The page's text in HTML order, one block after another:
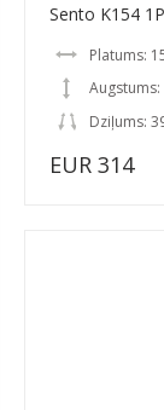
Sento K154
Platums:
Augstums:
Dziļums:
EUR 314